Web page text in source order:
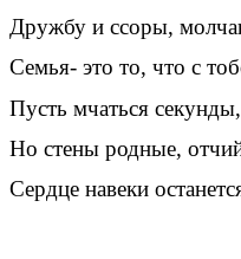
Дружбу и ссоры,
Семья- это то, что с
Пусть мчаться
Но стены родные,
Сердце навеки